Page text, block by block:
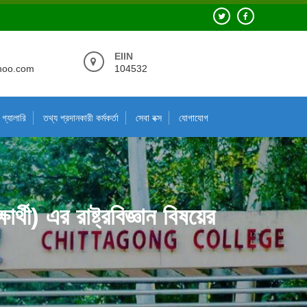
EIIN
104532
গ্যালারি তথ্য প্রদানকারী কর্মকর্তা সেবা বক্স যোগাযোগ
এর রাষ্ট্রবিজ্ঞান বিষয়ের